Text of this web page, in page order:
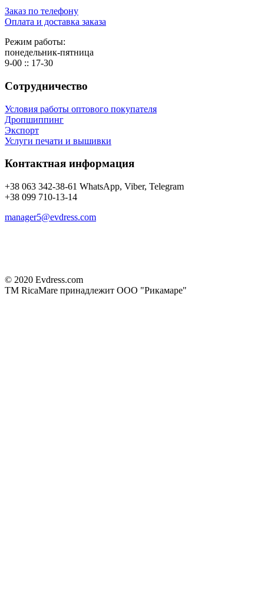
Заказ по телефону
Оплата и доставка заказа
Режим работы:
понедельник-пятница
9-00 :: 17-30
Сотрудничество
Условия работы оптового покупателя
Дропшиппинг
Экспорт
Услуги печати и вышивки
Контактная информация
+38 063 342-38-61 WhatsApp, Viber, Telegram
+38 099 710-13-14
manager5@evdress.com
© 2020 Evdress.com
ТМ RicaMare принадлежит ООО "Рикамаре"